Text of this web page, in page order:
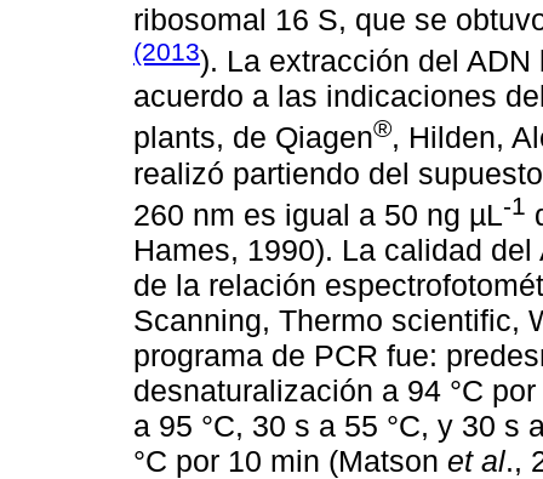
ribosomal 16 S, que se
(2013). La extracción del
acuerdo a las indicaciones
plants, de Qiagen®, Hilden,
realizó partiendo del
260 nm es igual a 50 ng µL-1
Hames, 1990). La calidad
de la relación
Scanning, Thermo scientific,
programa de PCR fue:
desnaturalización a 94 °C
a 95 °C, 30 s a 55 °C, y 30 s
°C por 10 min (Matson et al.,